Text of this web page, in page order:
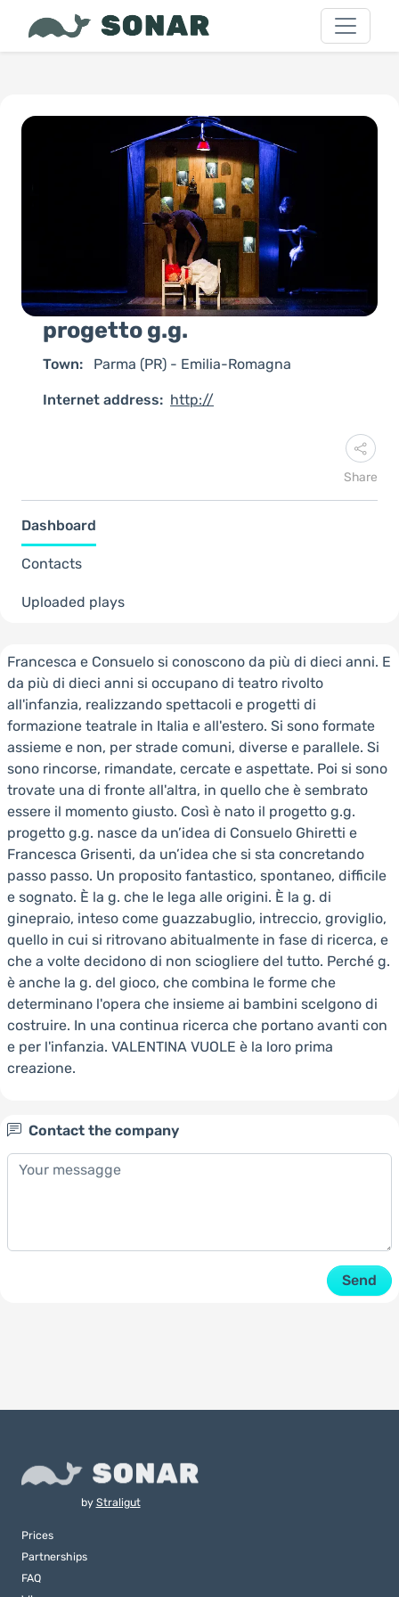
progetto g.g.
Town: Parma (PR) - Emilia-Romagna
Internet address: http://
Share
Dashboard
Contacts
Uploaded plays
Francesca e Consuelo si conoscono da più di dieci anni. E
da più di dieci anni si occupano di teatro rivolto
all'infanzia, realizzando spettacoli e progetti di
formazione teatrale in Italia e all'estero. Si sono formate
assieme e non, per strade comuni, diverse e parallele. Si
sono rincorse, rimandate, cercate e aspettate. Poi si sono
trovate una di fronte all'altra, in quello che è sembrato
essere il momento giusto. Così è nato il progetto g.g.
progetto g.g. nasce da un’idea di Consuelo Ghiretti e
Francesca Grisenti, da un’idea che si sta concretando
passo passo. Un proposito fantastico, spontaneo, difficile
e sognato. È la g. che le lega alle origini. È la g. di
ginepraio, inteso come guazzabuglio, intreccio, groviglio,
quello in cui si ritrovano abitualmente in fase di ricerca, e
che a volte decidono di non sciogliere del tutto. Perché g.
è anche la g. del gioco, che combina le forme che
determinano l'opera che insieme ai bambini scelgono di
costruire. In una continua ricerca che portano avanti con
e per l'infanzia. VALENTINA VUOLE è la loro prima
creazione.
Contact the company
Send
by Straligut
Prices
Partnerships
FAQ